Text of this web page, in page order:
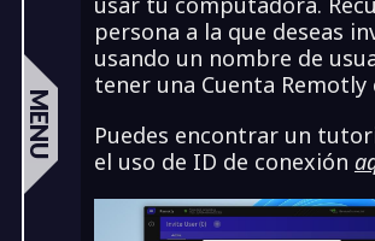
MENU
persona a la que deseas
usando un nombre de
tener una Cuenta Remotly
Puedes encontrar un
el uso de ID de conexión